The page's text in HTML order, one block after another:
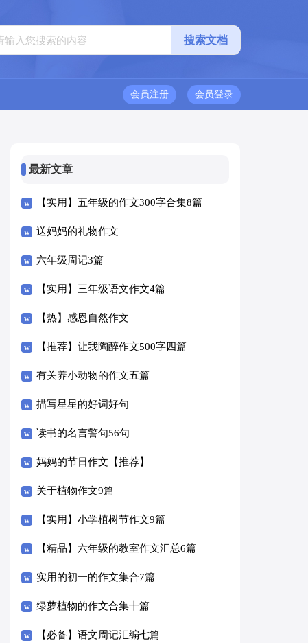
会员登录
会员注册
最新文章
【实用】五年级的作文300字合集8篇
送妈妈的礼物作文
六年级周记3篇
【实用】三年级语文作文4篇
【热】感恩自然作文
【推荐】让我陶醉作文500字四篇
有关养小动物的作文五篇
描写星星的好词好句
读书的名言警句56句
妈妈的节日作文【推荐】
关于植物作文9篇
【实用】小学植树节作文9篇
【精品】六年级的教室作文汇总6篇
实用的初一的作文集合7篇
绿萝植物的作文合集十篇
【必备】语文周记汇编七篇